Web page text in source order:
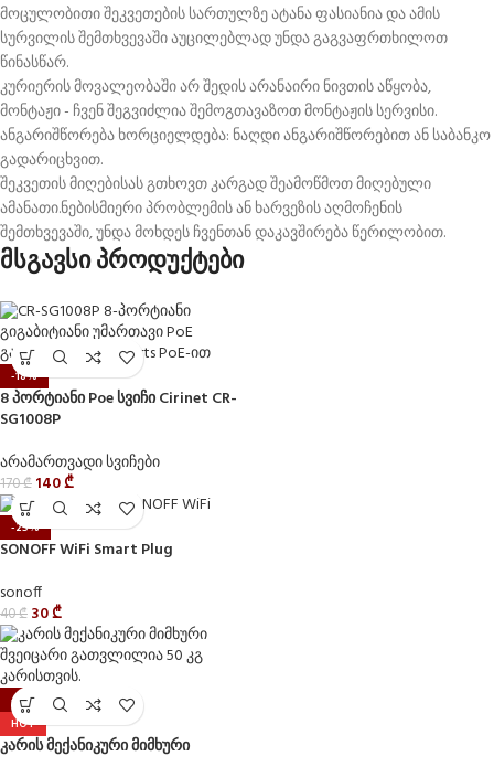
მოცულობითი შეკვეთების სართულზე ატანა ფასიანია და ამის
სურვილის შემთხვევაში აუცილებლად უნდა გაგვაფრთხილოთ
წინასწარ.
კურიერის მოვალეობაში არ შედის არანაირი ნივთის აწყობა,
მონტაჟი - ჩვენ შეგვიძლია შემოგთავაზოთ მონტაჟის სერვისი.
ანგარიშწორება ხორციელდება: ნაღდი ანგარიშწორებით ან საბანკო
გადარიცხვით.
შეკვეთის მიღებისას გთხოვთ კარგად შეამოწმოთ მიღებული
ამანათი.ნებისმიერი პრობლემის ან ხარვეზის აღმოჩენის
შემთხვევაში, უნდა მოხდეს ჩვენთან დაკავშირება წერილობით.
მსგავსი პროდუქტები
-18%
8 პორტიანი Poe სვიჩი Cirinet CR-
SG1008P
არამართვადი სვიჩები
170₾ 140₾
-25%
SONOFF WiFi Smart Plug
sonoff
40₾ 30₾
-13%
HOT
კარის მექანიკური მიმხური